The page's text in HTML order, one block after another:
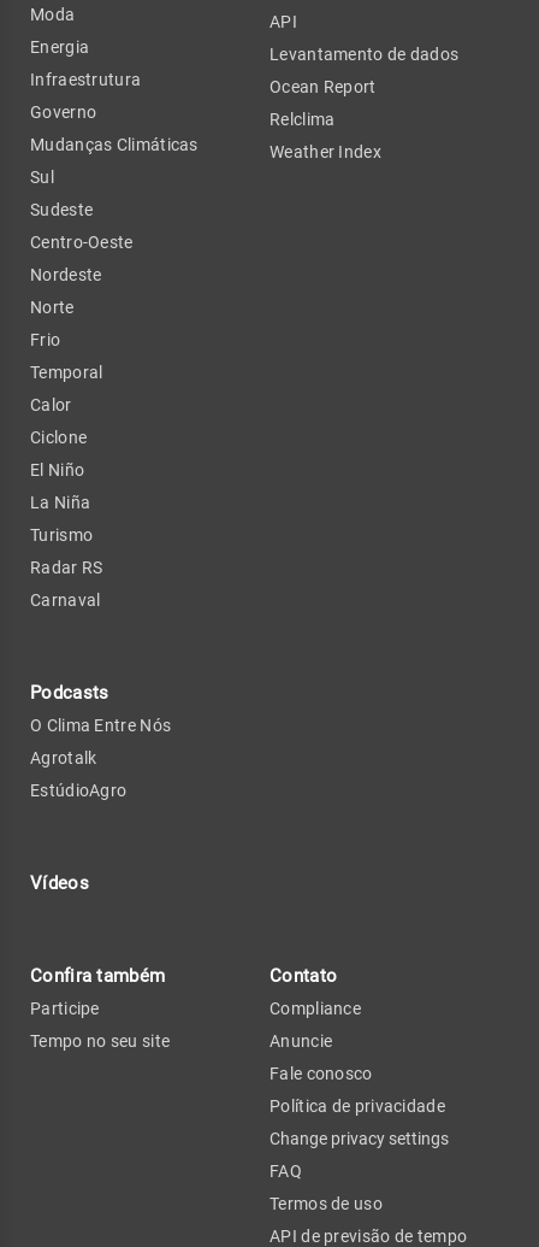
Moda
Energia
Infraestrutura
Governo
Mudanças Climáticas
Sul
Sudeste
Centro-Oeste
Nordeste
Norte
Frio
Temporal
Calor
Ciclone
El Niño
La Niña
Turismo
Radar RS
Carnaval
Podcasts
O Clima Entre Nós
Agrotalk
EstúdioAgro
Vídeos
API
Levantamento de dados
Ocean Report
Relclima
Weather Index
Confira também
Participe
Tempo no seu site
Contato
Compliance
Anuncie
Fale conosco
Política de privacidade
Change privacy settings
FAQ
Termos de uso
API de previsão de tempo